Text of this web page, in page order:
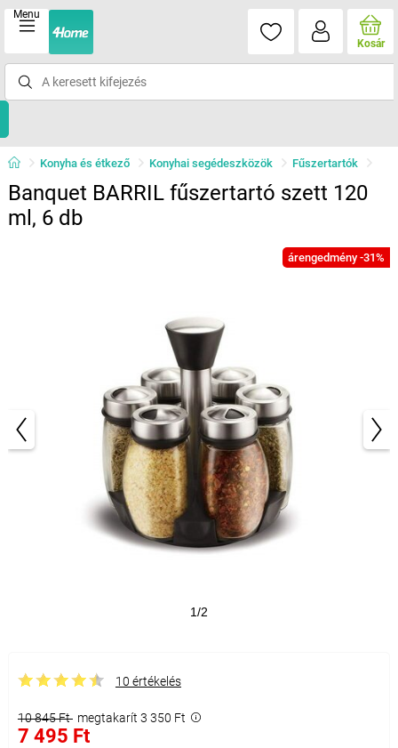
Menu
Kosár
Konyha és étkező Konyhai segédeszközök Fűszertartók
Banquet BARRIL fűszertartó szett 120
ml, 6 db
árengedmény -31%
1/2
10 értékelés
10 845 Ft megtakarít 3 350 Ft
7 495 Ft